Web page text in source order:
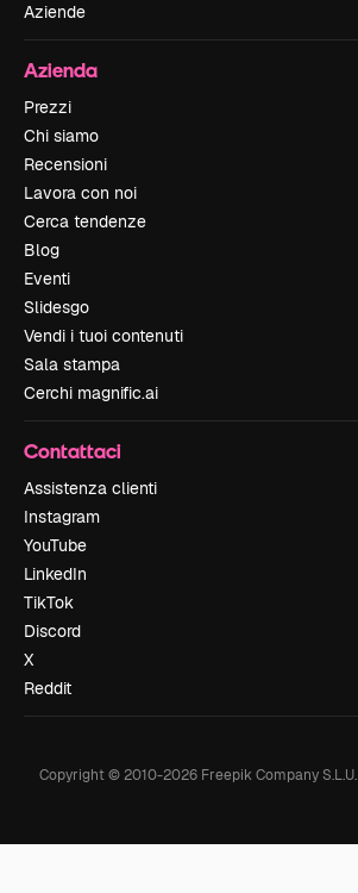
Aziende
Azienda
Prezzi
Chi siamo
Recensioni
Lavora con noi
Cerca tendenze
Blog
Eventi
Slidesgo
Vendi i tuoi contenuti
Sala stampa
Cerchi magnific.ai
Contattaci
Assistenza clienti
Instagram
YouTube
LinkedIn
TikTok
Discord
X
Reddit
Copyright © 2010-2026Freepik Company S.L.U.